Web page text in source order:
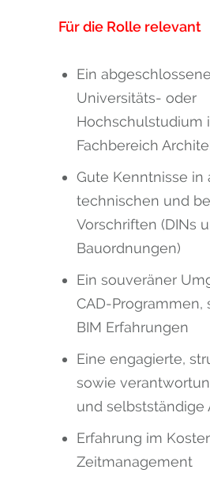
Für die Rolle relevant
Ein
Universitäts- oder
Hochschulstudium
Fachbereich
Gute Kenntnisse in
technischen und
Vorschriften (DINs
Bauordnungen)
Ein souveräner
CAD-Programmen,
BIM Erfahrungen
Eine engagierte,
sowie
und selbstständige
Erfahrung im
Zeitmanagement